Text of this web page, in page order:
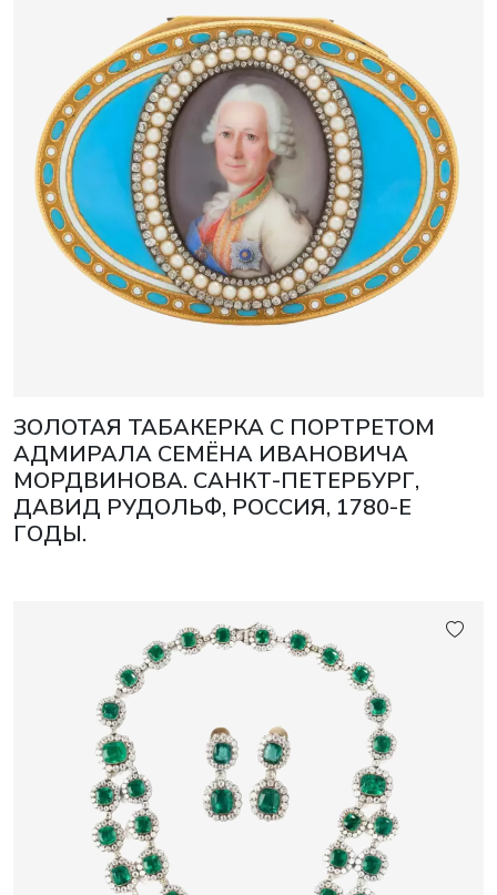
ЗОЛОТАЯ ТАБАКЕРКА С ПОРТРЕТОМ
АДМИРАЛА СЕМЁНА ИВАНОВИЧА
МОРДВИНОВА. САНКТ-ПЕТЕРБУРГ,
ДАВИД РУДОЛЬФ, РОССИЯ, 1780-Е
ГОДЫ.